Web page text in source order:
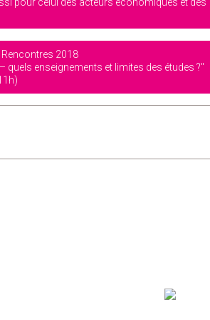
2018
enseignements et limites des études ?"